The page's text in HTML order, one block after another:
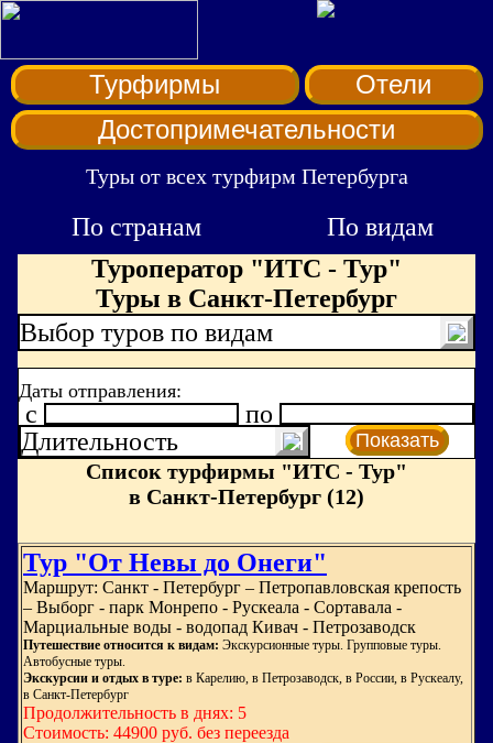
Турфирмы
Отели
Достопримечательности
Туры от всех турфирм Петербурга
По странам
По видам
Туроператор "ИТС - Тур"
Туры в Санкт-Петербург
Выбор туров по видам
Даты отправления:
c
по
Длительность
Показать
Список турфирмы "ИТС - Тур"
в Санкт-Петербург (12)
Тур "От Невы до Онеги"
Маршрут: Санкт - Петербург – Петропавловская крепость
– Выборг - парк Монрепо - Рускеала - Сортавала -
Марциальные воды - водопад Кивач - Петрозаводск
Путешествие относится к видам: Экскурсионные туры. Групповые туры.
Автобусные туры.
Экскурсии и отдых в туре: в Карелию, в Петрозаводск, в России, в Рускеалу,
в Санкт-Петербург
Продолжительность в днях: 5
Стоимость: 44900 руб. без переезда